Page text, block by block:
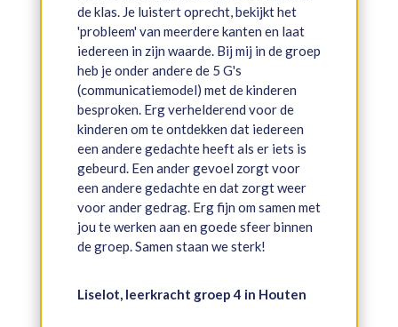
de klas. Je luistert oprecht, bekijkt het
'probleem' van meerdere kanten en laat
iedereen in zijn waarde. Bij mij in de groep
heb je onder andere de 5 G's
(communicatiemodel) met de kinderen
besproken. Erg verhelderend voor de
kinderen om te ontdekken dat iedereen
een andere gedachte heeft als er iets is
gebeurd. Een ander gevoel zorgt voor
een andere gedachte en dat zorgt weer
voor ander gedrag. Erg fijn om samen met
jou te werken aan en goede sfeer binnen
de groep. Samen staan we sterk!
Liselot, leerkracht groep 4 in Houten